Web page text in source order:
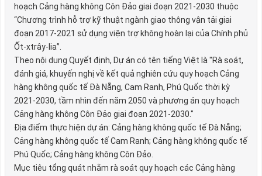
hoạch Cảng hàng không Côn Đảo giai đoạn 2021-2030 thuộc
“Chương trình hỗ trợ kỹ thuật ngành giao thông vận tải giai
đoạn 2017-2021 sử dụng viện trợ không hoàn lại của Chính phủ
Ốt-xtrây-lia”.
Theo nội dung Quyết định, Dự án có tên tiếng Việt là "Rà soát,
đánh giá, khuyến nghị về kết quả nghiên cứu quy hoạch Cảng
hàng không quốc tế Đà Nẵng, Cam Ranh, Phú Quốc thời kỳ
2021-2030, tầm nhìn đến năm 2050 và phương án quy hoạch
Cảng hàng không Côn Đảo giai đoạn 2021-2030."
Địa điểm thực hiện dự án: Cảng hàng không quốc tế Đà Nẵng;
Cảng hàng không quốc tế Cam Ranh; Cảng hàng không quốc tế
Phú Quốc; Cảng hàng không Côn Đảo.
Mục tiêu tổng quát nhằm rà soát quy hoạch các Cảng hàng